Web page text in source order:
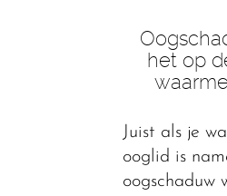
het op
Juist als je
ooglid is
oogschaduw